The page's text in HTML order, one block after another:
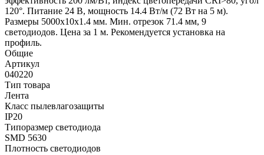
120°. Питание 24 В, мощность 14.4 Вт/м (72 Вт на 5 м).
Размеры 5000x10x1.4 мм. Мин. отрезок 71.4 мм, 9
светодиодов. Цена за 1 м. Рекомендуется установка на
профиль.
Общие
Артикул
040220
Тип товара
Лента
Класс пылевлагозащиты
IP20
Типоразмер светодиода
SMD 5630
Плотность светодиодов